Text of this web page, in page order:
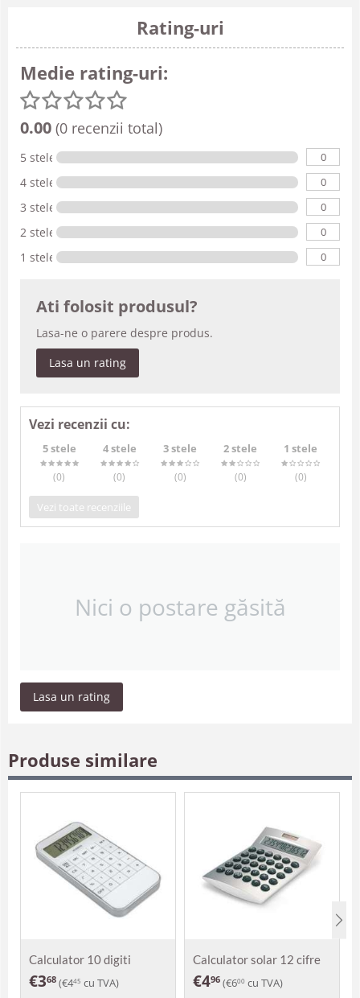
Rating-uri
Medie rating-uri:
0.00 (0 recenzii total)
5 stele 0
4 stele 0
3 stele 0
2 stele 0
1 stele 0
Ati folosit produsul?
Lasa-ne o parere despre produs.
Lasa un rating
Vezi recenzii cu:
5 stele
(0)
4 stele
(0)
3 stele
(0)
2 stele
(0)
1 stele
(0)
Vezi toate recenziile
Nici o postare găsită
Lasa un rating
Produse similare
Calculator 10 digiti
Huedin
€368 (€445 cu TVA)
Calculator solar 12 cifre
Bora
€496 (€600 cu TVA)